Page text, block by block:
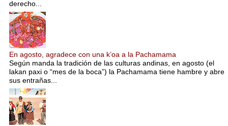
derecho...
En agosto, agradece con una k’oa a la Pachamama
Según manda la tradición de las culturas andinas, en agosto (el
lakan paxi o “mes de la boca”) la Pachamama tiene hambre y abre
sus entrañas...